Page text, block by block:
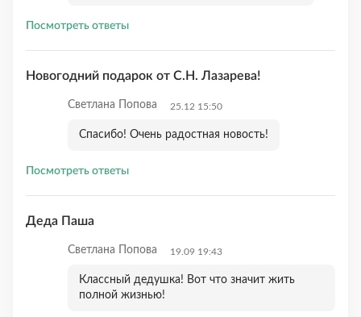
Посмотреть ответы
Новогодний подарок от С.Н. Лазарева!
Светлана Попова 25.12 15:50
Спасибо! Очень радостная новость!
Посмотреть ответы
Деда Паша
Светлана Попова 19.09 19:43
Классный дедушка! Вот что значит жить
полной жизнью!